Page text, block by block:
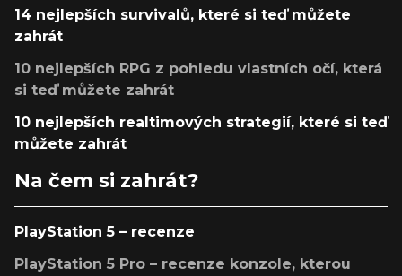
14 nejlepších survivalů, které si teď můžete
zahrát
10 nejlepších RPG z pohledu vlastních očí, která
si teď můžete zahrát
10 nejlepších realtimových strategií, které si teď
můžete zahrát
Na čem si zahrát?
PlayStation 5 – recenze
PlayStation 5 Pro – recenze konzole, kterou